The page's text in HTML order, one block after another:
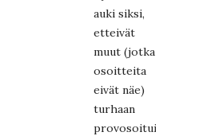
auki siksi,
etteivät
muut (jotka
osoitteita
eivät näe)
turhaan
provosoituisi